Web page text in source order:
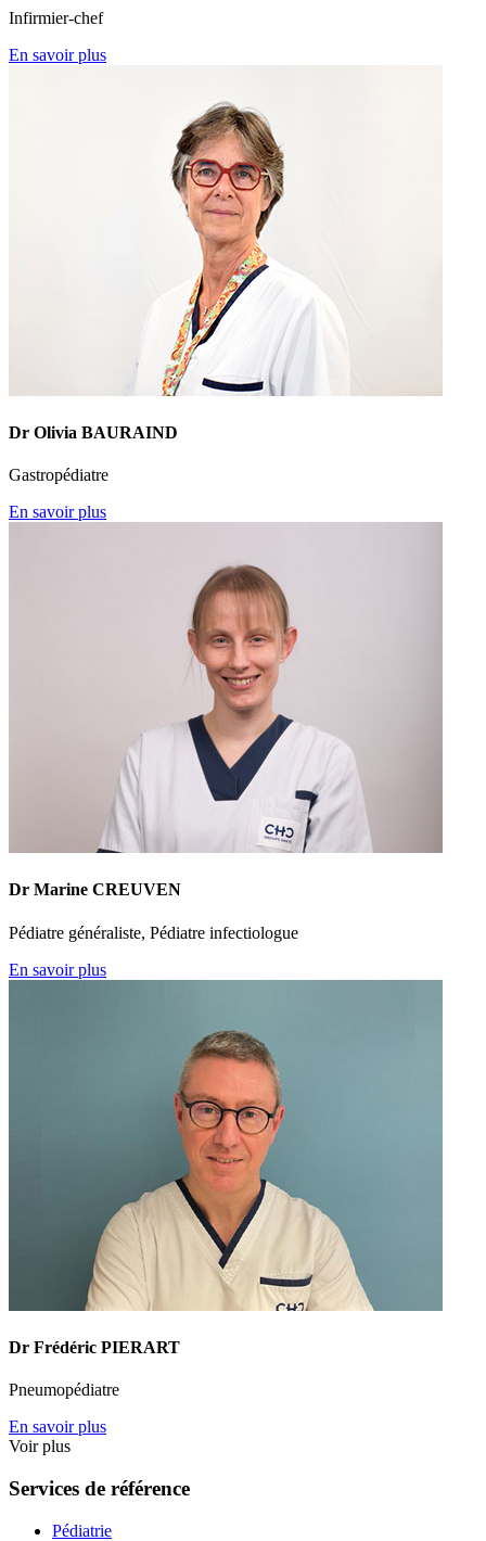
Infirmier-chef
En savoir plus
Dr Olivia BAURAIND
Gastropédiatre
En savoir plus
Dr Marine CREUVEN
Pédiatre généraliste, Pédiatre infectiologue
En savoir plus
Dr Frédéric PIERART
Pneumopédiatre
En savoir plus
Voir plus
Services de référence
Pédiatrie